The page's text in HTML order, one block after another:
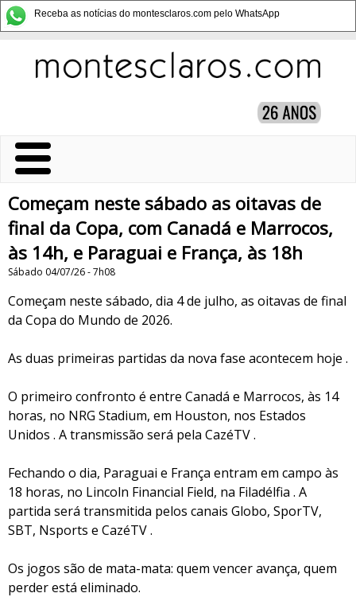
Receba as notícias do montesclaros.com pelo WhatsApp
Começam neste sábado as oitavas de
final da Copa, com Canadá e Marrocos,
às 14h, e Paraguai e França, às 18h
Sábado 04/07/26 - 7h08
Começam neste sábado, dia 4 de julho, as oitavas de final
da Copa do Mundo de 2026.
As duas primeiras partidas da nova fase acontecem hoje .
O primeiro confronto é entre Canadá e Marrocos, às 14
horas, no NRG Stadium, em Houston, nos Estados
Unidos . A transmissão será pela CazéTV .
Fechando o dia, Paraguai e França entram em campo às
18 horas, no Lincoln Financial Field, na Filadélfia . A
partida será transmitida pelos canais Globo, SporTV,
SBT, Nsports e CazéTV .
Os jogos são de mata-mata: quem vencer avança, quem
perder está eliminado.